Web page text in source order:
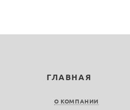
ГЛАВНАЯ
О КОМПАНИИ